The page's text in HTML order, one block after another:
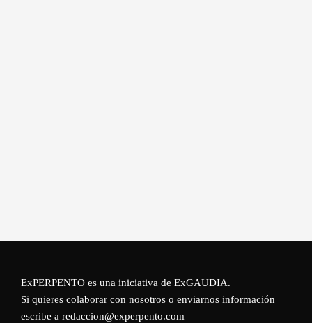
ExPERPENTO es una iniciativa de ExGAUDIA.
Si quieres colaborar con nosotros o enviarnos información
escribe a redaccion@experpento.com